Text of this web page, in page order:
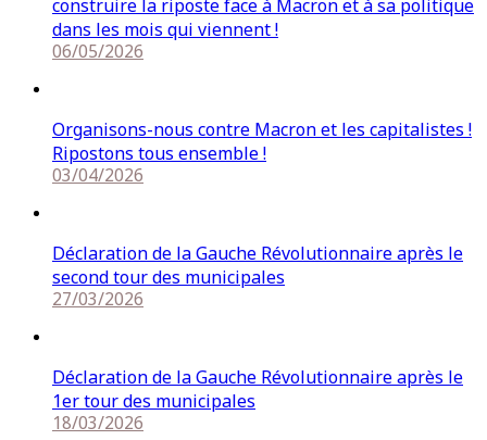
construire la riposte face à Macron et à sa politique
dans les mois qui viennent !
06/05/2026
Organisons-nous contre Macron et les capitalistes !
Ripostons tous ensemble !
03/04/2026
Déclaration de la Gauche Révolutionnaire après le
second tour des municipales
27/03/2026
Déclaration de la Gauche Révolutionnaire après le
1er tour des municipales
18/03/2026